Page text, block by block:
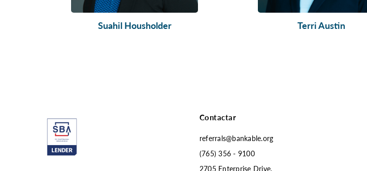
Suahil Housholder Terri Austin
Contactar
referrals@bankable.org
(765) 356 - 9100
2705 Enterprise Drive,